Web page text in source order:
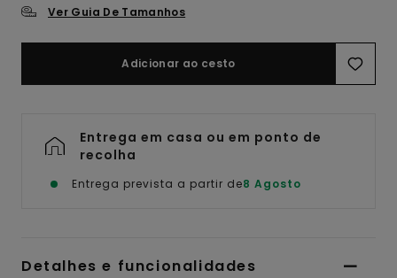
Ver Guia De Tamanhos
Adicionar ao cesto
Entrega em casa ou em ponto de
recolha
Entrega prevista a partir de8 Agosto
Detalhes e funcionalidades